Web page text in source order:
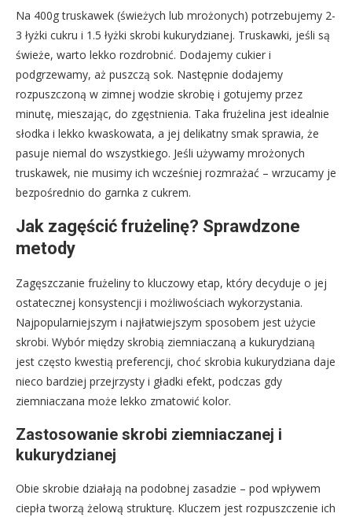
Na 400g truskawek (świeżych lub mrożonych) potrzebujemy 2-
3 łyżki cukru i 1.5 łyżki skrobi kukurydzianej. Truskawki, jeśli są
świeże, warto lekko rozdrobnić. Dodajemy cukier i
podgrzewamy, aż puszczą sok. Następnie dodajemy
rozpuszczoną w zimnej wodzie skrobię i gotujemy przez
minutę, mieszając, do zgęstnienia. Taka frużelina jest idealnie
słodka i lekko kwaskowata, a jej delikatny smak sprawia, że
pasuje niemal do wszystkiego. Jeśli używamy mrożonych
truskawek, nie musimy ich wcześniej rozmrażać – wrzucamy je
bezpośrednio do garnka z cukrem.
Jak zagęścić frużelinę? Sprawdzone
metody
Zagęszczanie frużeliny to kluczowy etap, który decyduje o jej
ostatecznej konsystencji i możliwościach wykorzystania.
Najpopularniejszym i najłatwiejszym sposobem jest użycie
skrobi. Wybór między skrobią ziemniaczaną a kukurydzianą
jest często kwestią preferencji, choć skrobia kukurydziana daje
nieco bardziej przejrzysty i gładki efekt, podczas gdy
ziemniaczana może lekko zmatowić kolor.
Zastosowanie skrobi ziemniaczanej i
kukurydzianej
Obie skrobie działają na podobnej zasadzie – pod wpływem
ciepła tworzą żelową strukturę. Kluczem jest rozpuszczenie ich